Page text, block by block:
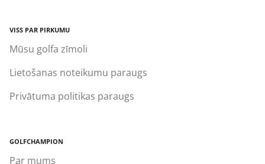
VISS PAR PIRKUMU
Mūsu golfa zīmoli
Lietošanas noteikumu paraugs
Privātuma politikas paraugs
GOLFCHAMPION
Par mums